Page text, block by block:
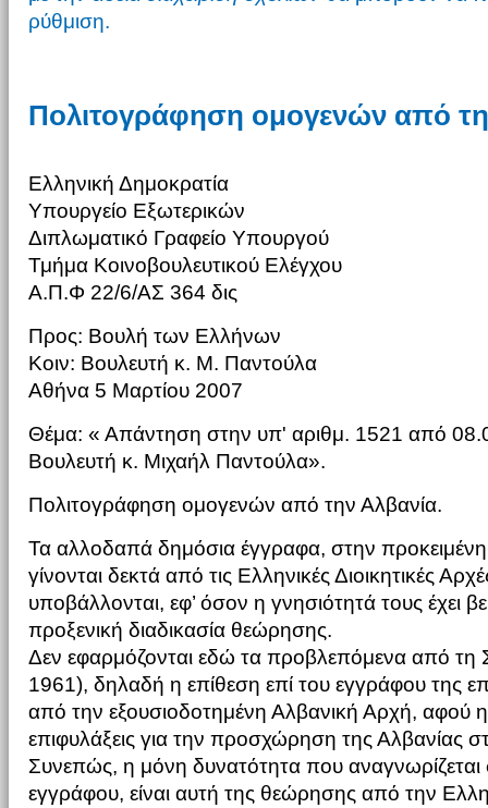
ρύθμιση.
Πολιτογράφηση ομογενών από
Ελληνική Δημοκρατία
Υπουργείο Εξωτερικών
Διπλωματικό Γραφείο Υπουργού
Τμήμα Κοινοβουλευτικού Ελέγχου
Α.Π.Φ 22/6/ΑΣ 364 δις
Προς: Βουλή των Ελλήνων
Κοιν: Βουλευτή κ. Μ. Παντούλα
Αθήνα 5 Μαρτίου 2007
Θέμα: « Απάντηση στην υπ' αριθμ. 1521 από
Βουλευτή κ. Μιχαήλ Παντούλα».
Πολιτογράφηση ομογενών από την Αλβανία.
Τα αλλοδαπά δημόσια έγγραφα, στην
γίνονται δεκτά από τις Ελληνικές Διοικητικές
υποβάλλονται, εφ’ όσον η γνησιότητά τους έχει
προξενική διαδικασία θεώρησης.
Δεν εφαρμόζονται εδώ τα προβλεπόμενα από
1961), δηλαδή η επίθεση επί του εγγράφου της
από την εξουσιοδοτημένη Αλβανική Αρχή, αφού
επιφυλάξεις για την προσχώρηση της Αλβανίας
Συνεπώς, η μόνη δυνατότητα που αναγνωρίζεται
εγγράφου, είναι αυτή της θεώρησης από την